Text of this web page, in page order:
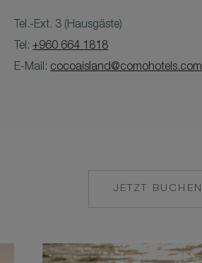
Tel.-Ext. 3 (Hausgäste)
Tel: +960 664 1818
E-Mail: cocoaisland@comohotels.com
JETZT BUCHEN